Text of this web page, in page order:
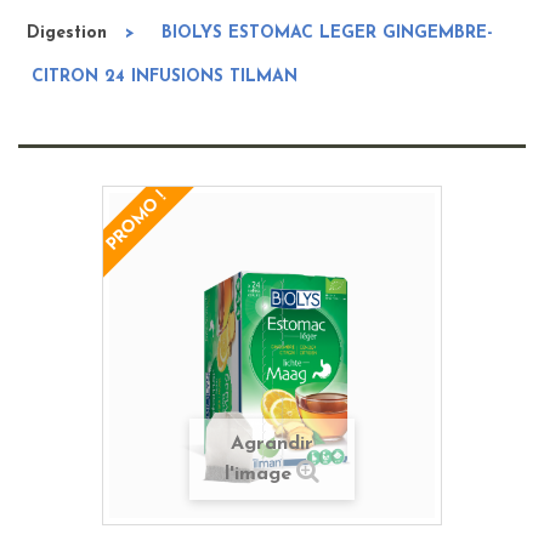
Digestion > BIOLYS ESTOMAC LEGER GINGEMBRE-
CITRON 24 INFUSIONS TILMAN
PROMO !
Agrandir
l'image